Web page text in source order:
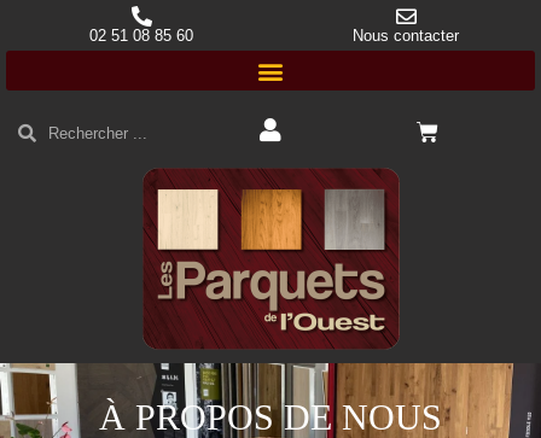
02 51 08 85 60 Nous contacter
À PROPOS DE NOUS